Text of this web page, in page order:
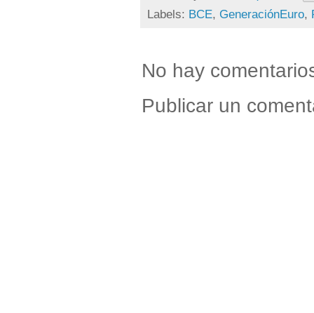
Labels: BCE, GeneraciónEuro,
No hay
Publicar un